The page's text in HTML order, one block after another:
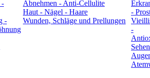
-
-
Abnehmen - Anti-Cellulite
Haut - Nägel - Haare
Wunden, Schläge und Prellungen
-
-